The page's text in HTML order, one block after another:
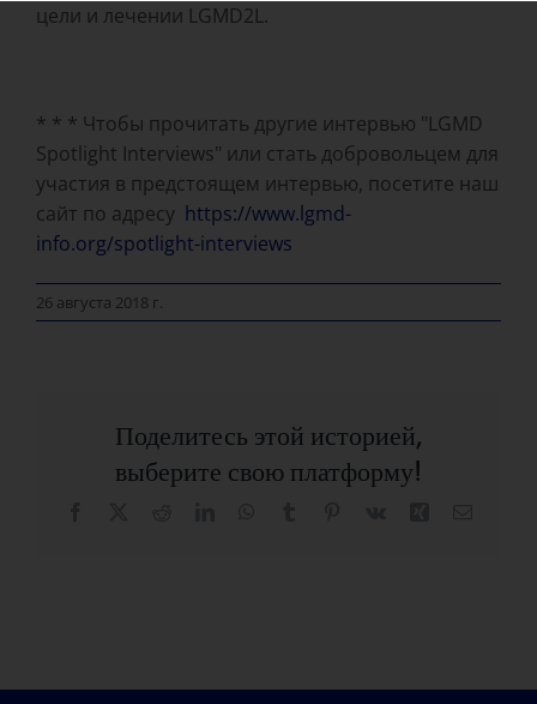
цели и лечении LGMD2L.
* * * Чтобы прочитать другие интервью "LGMD
Spotlight Interviews" или стать добровольцем для
участия в предстоящем интервью, посетите наш
сайт по адресу https://www.lgmd-
info.org/spotlight-interviews
26 августа 2018 г.
Поделитесь этой историей,
выберите свою платформу!